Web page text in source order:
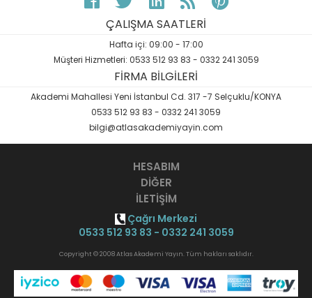
ÇALIŞMA SAATLERİ
Hafta içi: 09:00 - 17:00
Müşteri Hizmetleri: 0533 512 93 83 - 0332 241 3059
FİRMA BİLGİLERİ
Akademi Mahallesi Yeni İstanbul Cd. 317 -7 Selçuklu/KONYA
0533 512 93 83 - 0332 241 3059
bilgi@atlasakademiyayin.com
HESABIM
DİĞER
İLETİŞİM
Çağrı Merkezi
0533 512 93 83 - 0332 241 3059
Copyright © 2008 Atlas Akademi Yayın. Tüm hakları saklıdır.